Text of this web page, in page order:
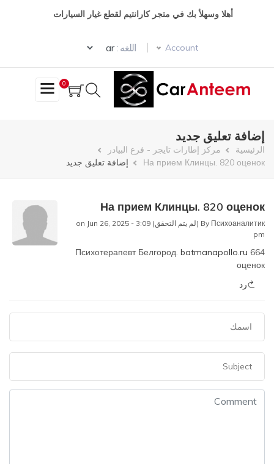
أهلا وسهلأ بك في متجر كارانتيم لقطع غيار السيارات
Account اللغه :
Select your language
0
إضافة تعليق جديد
مسار
الرئيسية
مركز إطارات تايجر - فرع البيادر
На прием Клинцы. 820 оценок
إضافة تعليق جديد
На прием Клинцы. 820 оценок
By Психоаналитик (لم يتم التحقق)
on Jun 26, 2025 - 3:09
pm
Психотерапевт Белгород. batmanapollo.ru 664
оценок
رد